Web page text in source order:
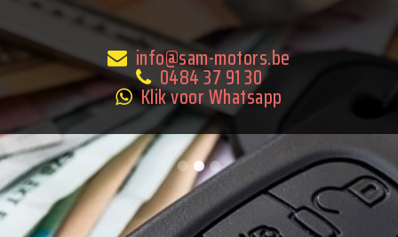
info@sam-motors.be
0484 37 91 30
Klik voor Whatsapp